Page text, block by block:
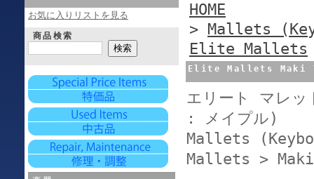
お気に入りリストを見る
商品検索
HOME
> Mallets
Elite Mallets
Elite Mallets Maki
エリート マレ
: メイプル)
Mallets
Mallets >